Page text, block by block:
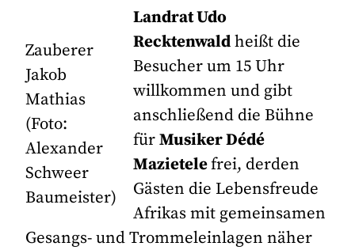
Zauberer
Jakob
Mathias
(Foto:
Alexander
Schweer
Baumeister)
Landrat Udo
Recktenwaldheißt die
Besucher um 15 Uhr
willkommen und gibt
anschließend die Bühne
fürMusiker Dédé
Mazietelefrei, derden
Gästen die Lebensfreude
Afrikas mit gemeinsamen
Gesangs- und Trommeleinlagen näher